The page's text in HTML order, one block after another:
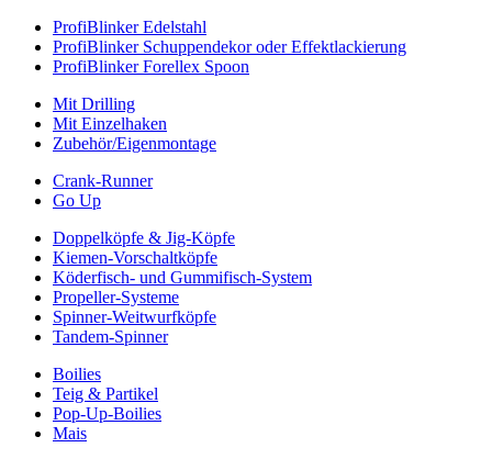
ProfiBlinker Edelstahl
ProfiBlinker Schuppendekor oder Effektlackierung
ProfiBlinker Forellex Spoon
Mit Drilling
Mit Einzelhaken
Zubehör/Eigenmontage
Crank-Runner
Go Up
Doppelköpfe & Jig-Köpfe
Kiemen-Vorschaltköpfe
Köderfisch- und Gummifisch-System
Propeller-Systeme
Spinner-Weitwurfköpfe
Tandem-Spinner
Boilies
Teig & Partikel
Pop-Up-Boilies
Mais